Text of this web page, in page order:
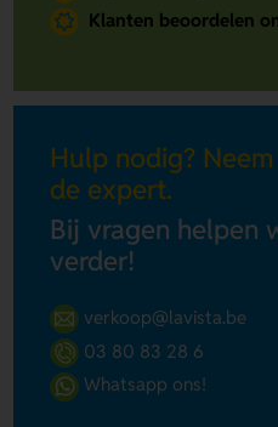
Klanten beoordelen
Hulp nodig?
de expert.
Bij vragen helpen
verder!
verkoop@lavista.be
03 80 83 28 6
Whatsapp ons!